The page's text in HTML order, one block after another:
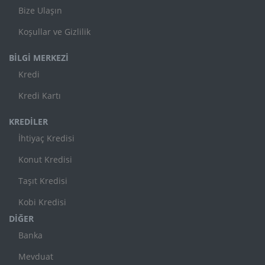
Bize Ulaşın
Koşullar ve Gizlilik
BİLGİ MERKEZİ
Kredi
Kredi Kartı
KREDİLER
İhtiyaç Kredisi
Konut Kredisi
Taşıt Kredisi
Kobi Kredisi
DİĞER
Banka
Mevduat